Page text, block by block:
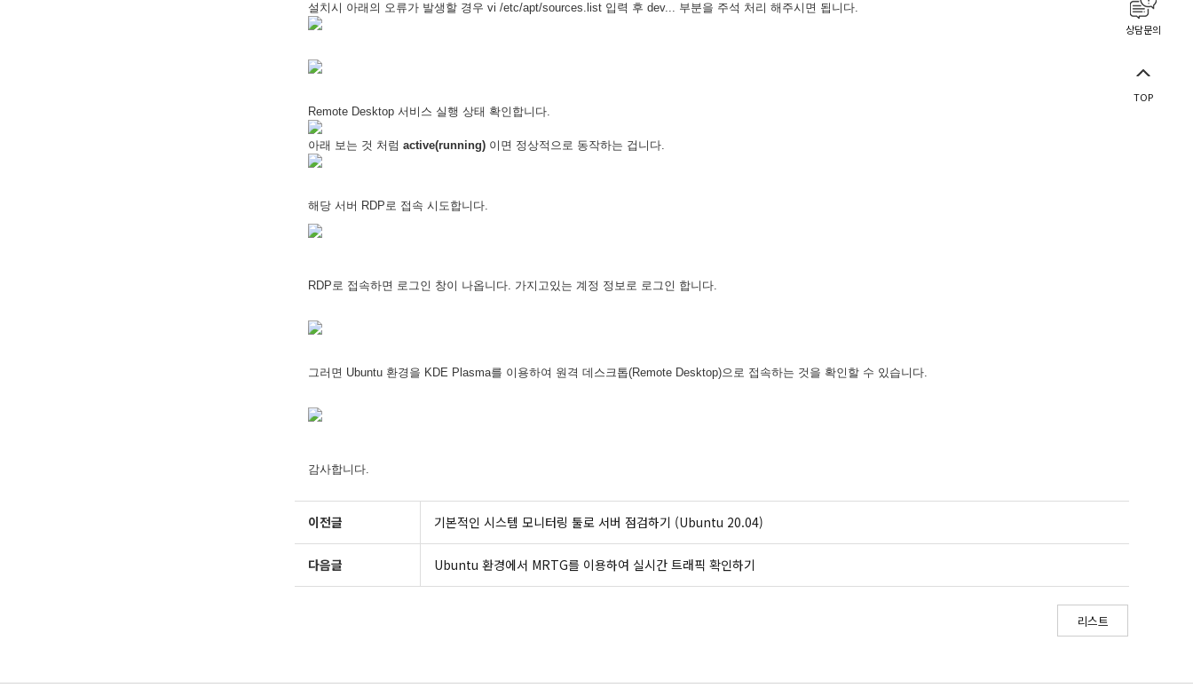
설치시 아래의 오류가 발생할 경우 vi /etc/apt/sources.list 입력 후 dev... 부분을 주석 처리 해주시면 됩니다.
Remote Desktop 서비스 실행 상태 확인합니다.
아래 보는 것 처럼 active(running)이면 정상적으로 동작하는 겁니다.
해당 서버 RDP로 접속 시도합니다.
RDP로 접속하면 로그인 창이 나옵니다. 가지고있는 계정 정보로 로그인 합니다.
그러면 Ubuntu 환경을 KDE Plasma를 이용하여 원격 데스크톱(Remote Desktop)으로 접속하는 것을 확인할 수 있습니다.
감사합니다.
이전글 기본적인 시스템 모니터링 툴로 서버 점검하기 (Ubuntu 20.04)
다음글 Ubuntu 환경에서 MRTG를 이용하여 실시간 트래픽 확인하기
리스트
상담문의
TOP